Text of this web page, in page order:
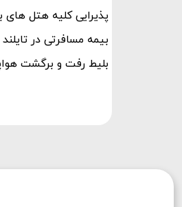
پذیرایی کلیه هتل های
بیمه مسافرتی در تایلند
بلیط رفت و برگشت